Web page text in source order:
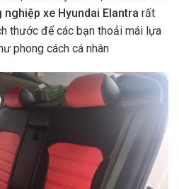
xe Hyundai Elantra rất
thước để các bạn thoải mái lựa
phong cách cá nhân